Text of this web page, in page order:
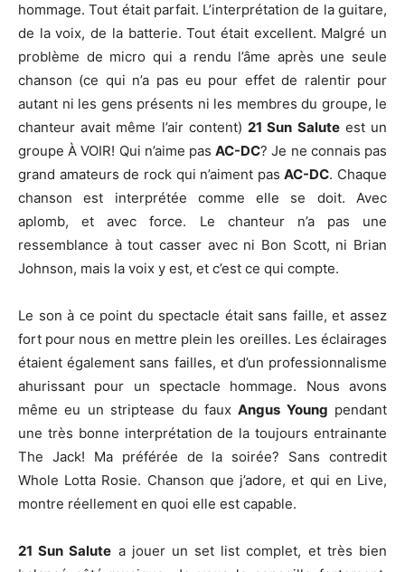
hommage. Tout était parfait. L’interprétation de la guitare,
de la voix, de la batterie. Tout était excellent. Malgré un
problème de micro qui a rendu l’âme après une seule
chanson (ce qui n’a pas eu pour effet de ralentir pour
autant ni les gens présents ni les membres du groupe, le
chanteur avait même l’air content)21 Sun Saluteest un
groupe À VOIR! Qui n’aime pasAC-DC? Je ne connais pas
grand amateurs de rock qui n’aiment pasAC-DC. Chaque
chanson est interprétée comme elle se doit. Avec
aplomb, et avec force. Le chanteur n’a pas une
ressemblance à tout casser avec ni Bon Scott, ni Brian
Johnson, mais la voix y est, et c’est ce qui compte.
Le son à ce point du spectacle était sans faille, et assez
fort pour nous en mettre plein les oreilles. Les éclairages
étaient également sans failles, et d’un professionnalisme
ahurissant pour un spectacle hommage. Nous avons
même eu un striptease du fauxAngus Young pendant
une très bonne interprétation de la toujours entrainante
The Jack! Ma préférée de la soirée? Sans contredit
Whole Lotta Rosie. Chanson que j’adore, et qui en Live,
montre réellement en quoi elle est capable.
21 Sun Salute a jouer un set list complet, et très bien